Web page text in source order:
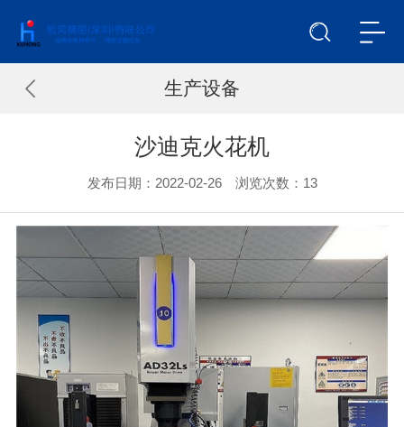
生产设备
沙迪克火花机
发布日期：2022-02-26 浏览次数： 13